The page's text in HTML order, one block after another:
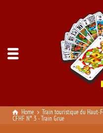
Home Train touristique du Haut-
CFHF N° 3 - Train Grue